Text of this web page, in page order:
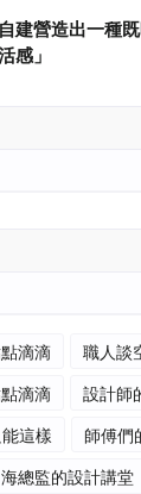
自建營造出一種
感」
滴滴
職人談
滴滴
設計師
這樣
師傅們
海總監的設計講堂